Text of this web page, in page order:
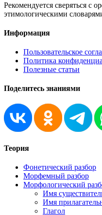
Рекомендуется сверяться с
этимологическими
Информация
Пользовательское
Политика
Полезные статьи
Поделитесь знаниями
Теория
Фонетический разбор
Морфемный разбор
Морфологический
Имя
Имя
Глагол